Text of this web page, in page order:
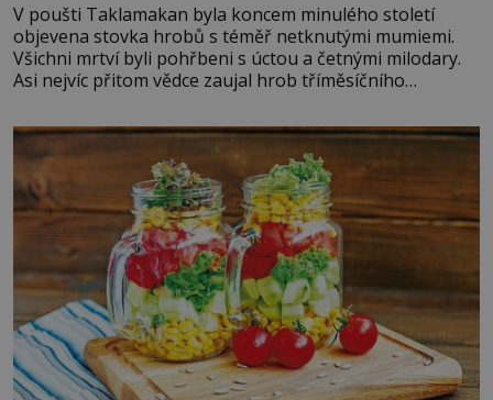
V poušti Taklamakan byla koncem minulého století
objevena stovka hrobů s téměř netknutými mumiemi.
Všichni mrtví byli pohřbeni s úctou a četnými milodary.
Asi nejvíc přitom vědce zaujal hrob tříměsíčního
blonďaté vlásky. Fakt, že jsou těla dávných lidí nesmírně
dobře zachovalá, přičítají odborníci zdejším klimatickým
podmínkám. Sucho, prosolené písky a extrémně